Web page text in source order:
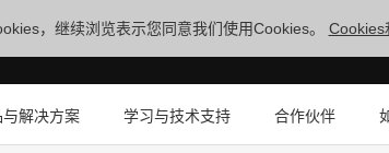
，继续浏览表示您同意我们使用Cookies。 Cookies
与解决方案 学习与技术支持 合作伙伴